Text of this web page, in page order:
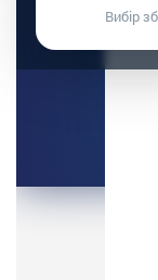
Вибір